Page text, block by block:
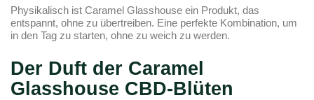
Physikalisch ist Caramel Glasshouse ein Produkt, das
entspannt, ohne zu übertreiben. Eine perfekte Kombination, um
in den Tag zu starten, ohne zu weich zu werden.
Der Duft der Caramel
Glasshouse CBD-Blüten